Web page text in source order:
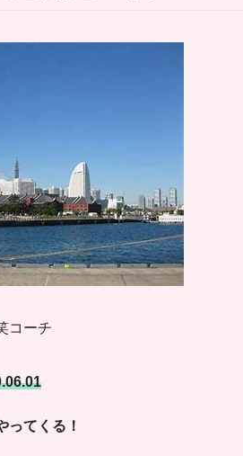
コーチ
ってくる！